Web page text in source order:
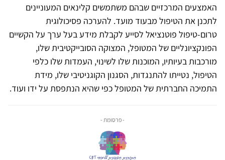
האמצעים המרכזיים שבהם משתמשים קלינאים המעוניינים
לתכנן את הטיפול מבעוד מועד. להערכה פסיכולוגית
טרום-טיפול פוטנציאל לסייע לקבלת מידע בעל ערך על הקשיים
הפונקציונליים של המטופל, המצוקה הסובייקטיבית שלו,
מורכבות בעיותיו, המוכנות שלו לשינוי, העמדות שלו כלפי
הטיפול, נטייתו להתנגדות, הסגנון הקוגניטיבי שלו, מידת
התמיכה החברתית של המטופל כפי שהיא הנתפסת על ידו ועוד.
- פרסומת -